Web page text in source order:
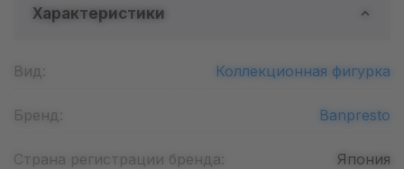
Характеристики
Вид: Коллекционная фигурка
Бренд: Banpresto
Страна регистрации бренда: Япония